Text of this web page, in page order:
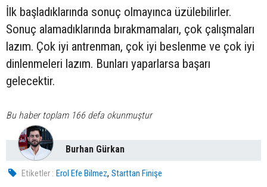
İlk başladıklarında sonuç olmayınca üzülebilirler.
Sonuç alamadıklarında bırakmamaları, çok çalışmaları
lazım. Çok iyi antrenman, çok iyi beslenme ve çok iyi
dinlenmeleri lazım. Bunları yaparlarsa başarı
gelecektir.
Bu haber toplam 166 defa okunmuştur
Burhan Gürkan
Etiketler : Erol Efe Bilmez,Starttan Finişe